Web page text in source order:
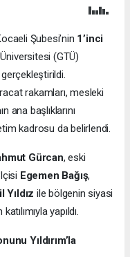
Şubesi’nin 1’inci
(GTÜ)
rakamları, mesleki
ana başlıklarını
kadrosu da belirlendi.
Gürcan, eski
Egemen Bağış,
Yıldız ile bölgenin siyasi
yapıldı.
Yıldırım’la